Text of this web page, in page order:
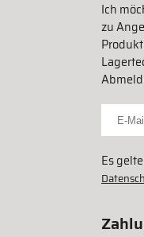
Ich
zu
Für
Es